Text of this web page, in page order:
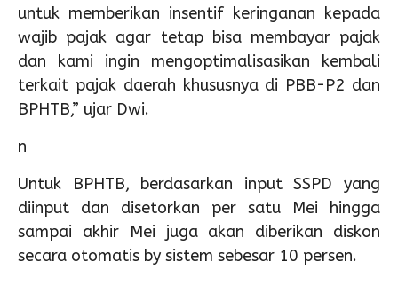
untuk memberikan insentif keringanan kepada
wajib pajak agar tetap bisa membayar pajak
dan kami ingin mengoptimalisasikan kembali
terkait pajak daerah khususnya di PBB-P2 dan
BPHTB,” ujar Dwi.
n
Untuk BPHTB, berdasarkan input SSPD yang
diinput dan disetorkan per satu Mei hingga
sampai akhir Mei juga akan diberikan diskon
secara otomatis by sistem sebesar 10 persen.